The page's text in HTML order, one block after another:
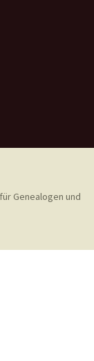
Genealogen und